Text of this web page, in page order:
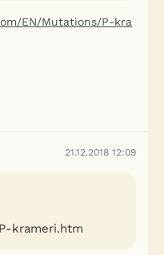
EN/Mutations/P-kra
21.12.2018 12:09
krameri.htm